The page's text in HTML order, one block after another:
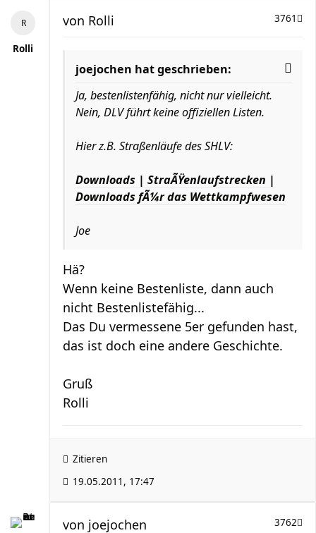
Rolli
3761
von Rolli
joejochen hat geschrieben:
Ja, bestenlistenfähig, nicht nur vielleicht.
Nein, DLV führt keine offiziellen Listen.
Hier z.B. Straßenläufe des SHLV:
Downloads | StraÃŸenlaufstrecken |
Downloads fÃ¼r das Wettkampfwesen
Joe
Hä?
Wenn keine Bestenliste, dann auch
nicht Bestenlistefähig...
Das Du vermessene 5er gefunden hast,
das ist doch eine andere Geschichte.
Gruß
Rolli
Zitieren
19.05.2011, 17:47
3762
von joejochen